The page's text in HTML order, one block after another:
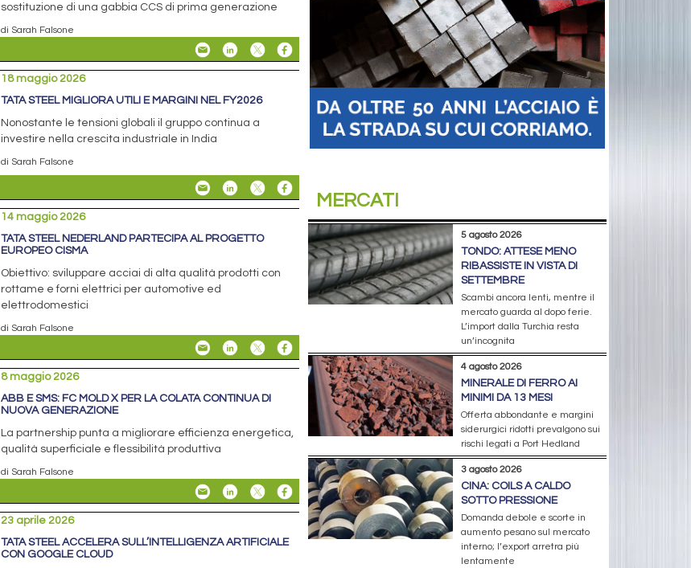
sostituzione di una gabbia CCS di prima generazione
di Sarah Falsone
18 maggio 2026
TATA STEEL MIGLIORA UTILI E MARGINI NEL FY2026
Nonostante le tensioni globali il gruppo continua a
investire nella crescita industriale in India
di Sarah Falsone
14 maggio 2026
TATA STEEL NEDERLAND PARTECIPA AL PROGETTO
EUROPEO CISMA
Obiettivo: sviluppare acciai di alta qualità prodotti con
rottame e forni elettrici per automotive ed
elettrodomestici
di Sarah Falsone
8 maggio 2026
ABB E SMS: FC MOLD X PER LA COLATA CONTINUA DI
NUOVA GENERAZIONE
La partnership punta a migliorare efficienza energetica,
qualità superficiale e flessibilità produttiva
di Sarah Falsone
23 aprile 2026
TATA STEEL ACCELERA SULL’INTELLIGENZA ARTIFICIALE
CON GOOGLE CLOUD
MERCATI
5 agosto 2026
TONDO: ATTESE MENO
RIBASSISTE IN VISTA DI
SETTEMBRE
Scambi ancora lenti, mentre il
mercato guarda al dopo ferie.
L’import dalla Turchia resta
un’incognita
4 agosto 2026
MINERALE DI FERRO AI
MINIMI DA 13 MESI
Offerta abbondante e margini
siderurgici ridotti prevalgono sui
rischi legati a Port Hedland
3 agosto 2026
CINA: COILS A CALDO
SOTTO PRESSIONE
Domanda debole e scorte in
aumento pesano sul mercato
interno; l’export arretra più
lentamente